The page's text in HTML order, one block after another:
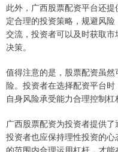
此外，广西股票配资平台还
定合理的投资策略，规避风
交流，投资者可以及时获取
决策。
值得注意的是，股票配资虽
险。投资者在选择配资平台
自身风险承受能力合理控制杠
广西股票配资为投资者提供
投资者也应保持理性投资的
的范围内合理运用杠杆，才能